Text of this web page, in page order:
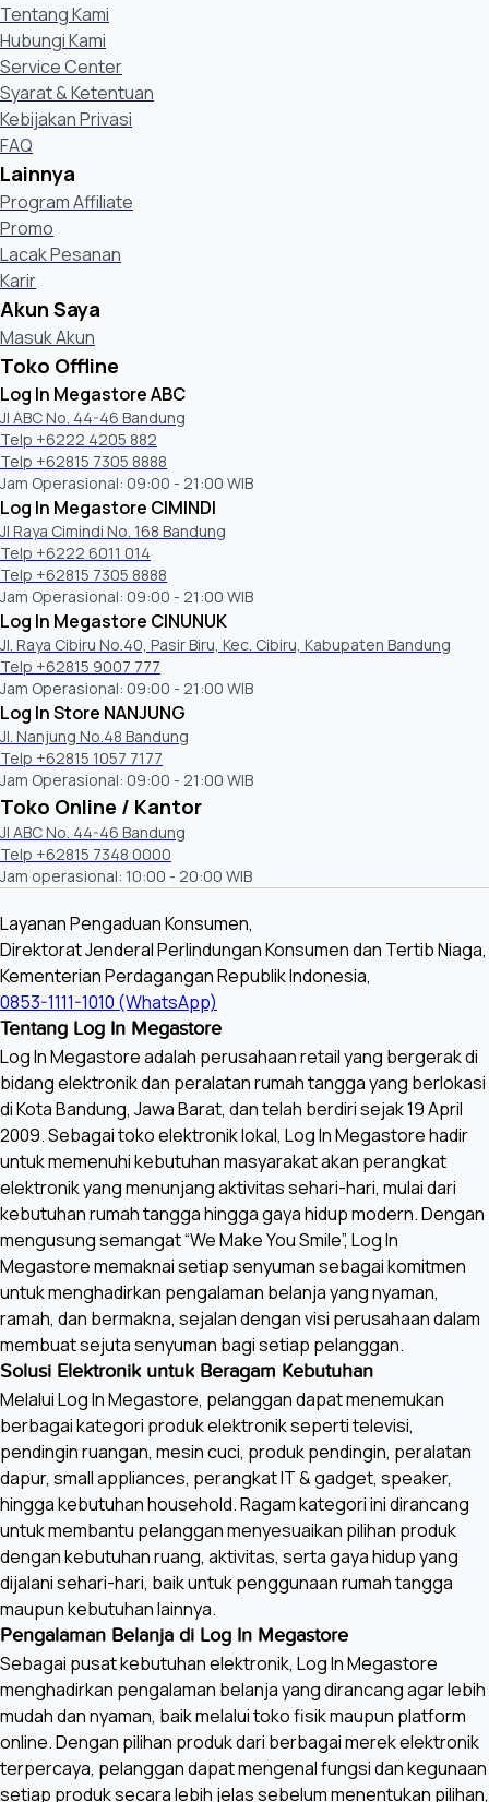
Tentang Kami
Hubungi Kami
Service Center
Syarat & Ketentuan
Kebijakan Privasi
FAQ
Lainnya
Program Affiliate
Promo
Lacak Pesanan
Karir
Akun Saya
Masuk Akun
Toko Offline
Log In Megastore ABC
Jl ABC No. 44-46 Bandung
Telp +6222 4205 882
Telp +62815 7305 8888
Jam Operasional: 09:00 - 21:00 WIB
Log In Megastore CIMINDI
Jl Raya Cimindi No. 168 Bandung
Telp +6222 6011 014
Telp +62815 7305 8888
Jam Operasional: 09:00 - 21:00 WIB
Log In Megastore CINUNUK
Jl. Raya Cibiru No.40, Pasir Biru, Kec. Cibiru, Kabupaten Bandung
Telp +62815 9007 777
Jam Operasional: 09:00 - 21:00 WIB
Log In Store NANJUNG
Jl. Nanjung No.48 Bandung
Telp +62815 1057 7177
Jam Operasional: 09:00 - 21:00 WIB
Toko Online / Kantor
Jl ABC No. 44-46 Bandung
Telp +62815 7348 0000
Jam operasional: 10:00 - 20:00 WIB
Layanan Pengaduan Konsumen,
Direktorat Jenderal Perlindungan Konsumen dan Tertib Niaga,
Kementerian Perdagangan Republik Indonesia,
0853-1111-1010 (WhatsApp)
Tentang Log In Megastore
Log In Megastore adalah perusahaan retail yang bergerak di
bidang elektronik dan peralatan rumah tangga yang berlokasi
di Kota Bandung, Jawa Barat, dan telah berdiri sejak 19 April
2009. Sebagai toko elektronik lokal, Log In Megastore hadir
untuk memenuhi kebutuhan masyarakat akan perangkat
elektronik yang menunjang aktivitas sehari-hari, mulai dari
kebutuhan rumah tangga hingga gaya hidup modern. Dengan
mengusung semangat “We Make You Smile”, Log In
Megastore memaknai setiap senyuman sebagai komitmen
untuk menghadirkan pengalaman belanja yang nyaman,
ramah, dan bermakna, sejalan dengan visi perusahaan dalam
membuat sejuta senyuman bagi setiap pelanggan.
Solusi Elektronik untuk Beragam Kebutuhan
Melalui Log In Megastore, pelanggan dapat menemukan
berbagai kategori produk elektronik seperti televisi,
pendingin ruangan, mesin cuci, produk pendingin, peralatan
dapur, small appliances, perangkat IT & gadget, speaker,
hingga kebutuhan household. Ragam kategori ini dirancang
untuk membantu pelanggan menyesuaikan pilihan produk
dengan kebutuhan ruang, aktivitas, serta gaya hidup yang
dijalani sehari-hari, baik untuk penggunaan rumah tangga
maupun kebutuhan lainnya.
Pengalaman Belanja di Log In Megastore
Sebagai pusat kebutuhan elektronik, Log In Megastore
menghadirkan pengalaman belanja yang dirancang agar lebih
mudah dan nyaman, baik melalui toko fisik maupun platform
online. Dengan pilihan produk dari berbagai merek elektronik
terpercaya, pelanggan dapat mengenal fungsi dan kegunaan
setiap produk secara lebih jelas sebelum menentukan pilihan,